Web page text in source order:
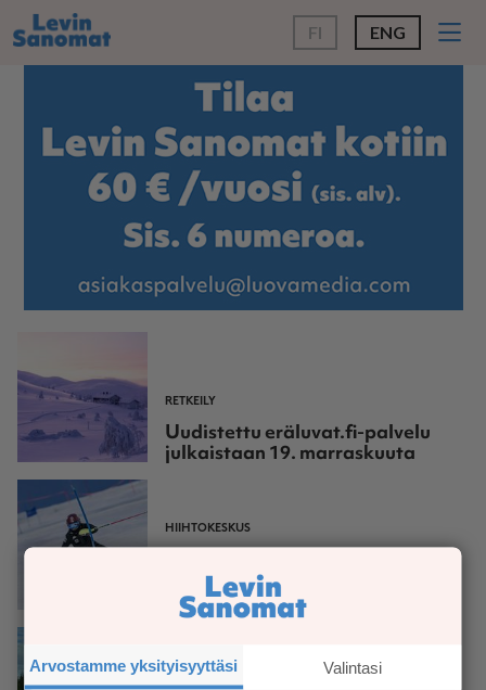
FI ENG
RETKEILY
Uudistettu eräluvat.fi-palvelu
julkaistaan 19. marraskuuta
HIIHTOKESKUS
nimekkäitä urheilijoita
harjoitusleireillä
Arvostamme yksityisyyttäsi Valintasi